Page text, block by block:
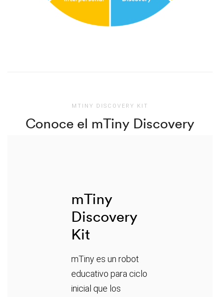
MTINY DISCOVERY KIT
Conoce el mTiny Discovery
mTiny
Discovery
Kit
mTiny es un robot
educativo para ciclo
inicial que los